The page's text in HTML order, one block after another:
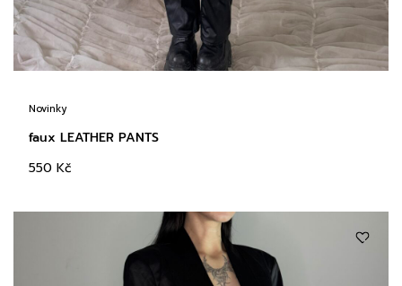
Novinky
faux LEATHER PANTS
550 Kč